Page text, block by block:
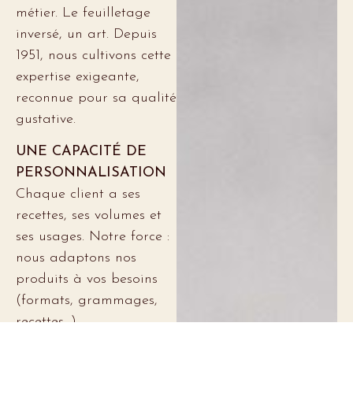
métier. Le feuilletage
inversé, un art. Depuis
1951, nous cultivons cette
expertise exigeante,
reconnue pour sa qualité
gustative.
UNE CAPACITÉ DE
PERSONNALISATION
Chaque client a ses
recettes, ses volumes et
ses usages. Notre force :
nous adaptons nos
produits à vos besoins
(formats, grammages,
recettes…)